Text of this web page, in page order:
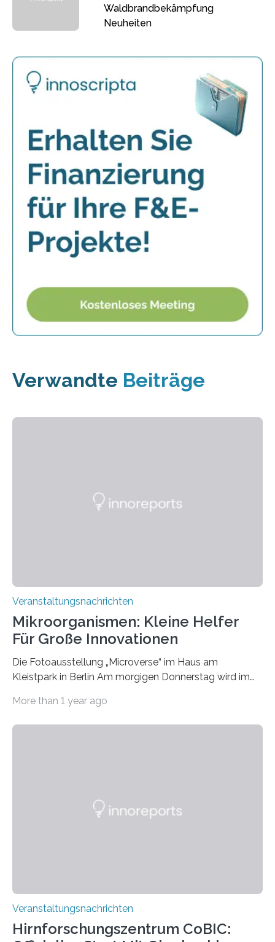
Waldbrandbekämpfung
Neuheiten
Verwandte Beiträge
Veranstaltungsnachrichten
Mikroorganismen: Kleine Helfer
Für Große Innovationen
Die Fotoausstellung „Microverse“ im Haus am
Kleistpark in Berlin Am morgigen Donnerstag wird im
„Microverse“ mit Arbeiten der Fotografin Kathrin
Labor für Mikrobiologie Für das Projekt „Microverse“ hat
More than 1 year ago
Veranstaltungsnachrichten
Hirnforschungszentrum CoBIC: